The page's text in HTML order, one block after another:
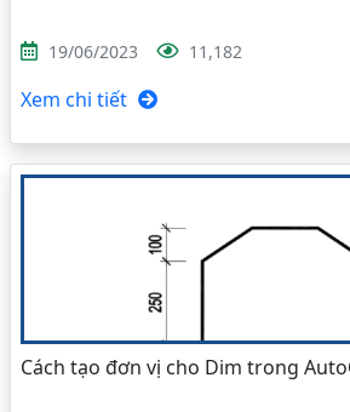
19/06/2023 11,182
Xem chi tiết
Cách tạo đơn vị cho Dim trong